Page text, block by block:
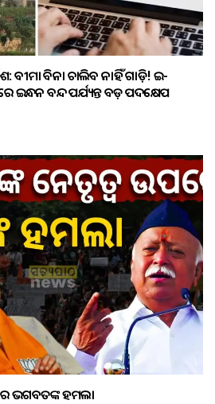
ବୀମା ବିନା ଚାଲିବ ନାହିଁ ଗାଡ଼ି! ଇ-
ଇନ୍ଧନ ବନ୍ଦ ପର୍ଯ୍ୟନ୍ତ ବଡ଼ ପଦକ୍ଷେପ
ଭଗବତଙ୍କ ହମଲା